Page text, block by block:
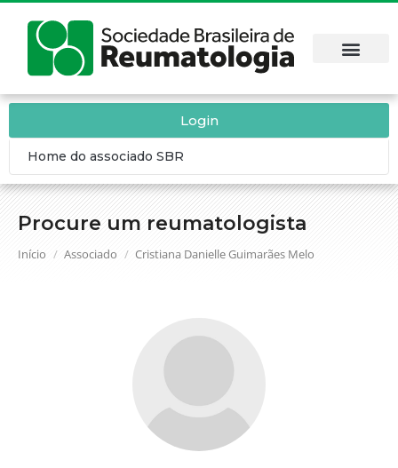
Procure um reumatologista
Você está aqui:
Início Associado Cristiana Danielle Guimarães Melo
Login
Home do associado SBR